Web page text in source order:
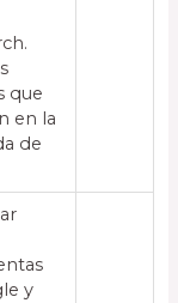
que
en la
de
y